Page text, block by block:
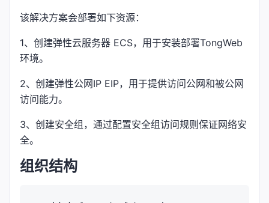
该解决方案会部署如下资源：
1、创建弹性云服务器 ECS，用于安装部署TongWeb
环境。
2、创建弹性公网IP EIP，用于提供访问公网和被公网
访问能力。
3、创建安全组，通过配置安全组访问规则保证网络安
全。
组织结构